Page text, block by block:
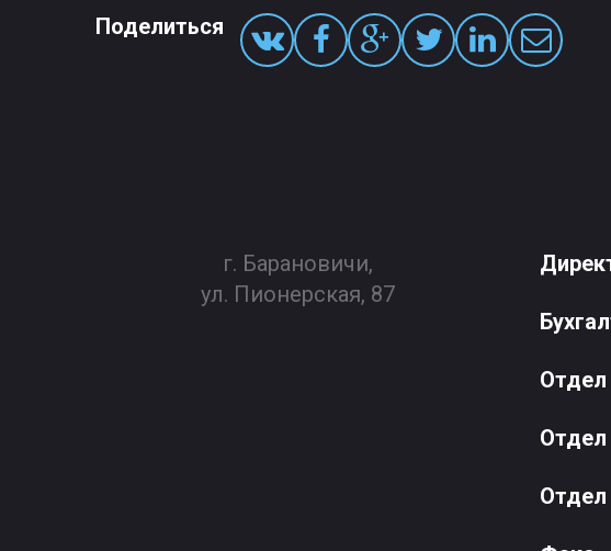
Поделиться
г. Барановичи,
ул. Пионерская, 87
Отдел
Отдел
Отдел